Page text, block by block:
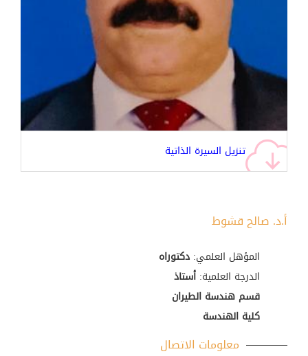
تنزيل السيرة الذاتية
أ.د. صالح قشوط
المؤهل العلمي: دكتوراه
الدرجة العلمية: أستاذ
قسم هندسة الطيران
كلية الهندسة
معلومات الاتصال